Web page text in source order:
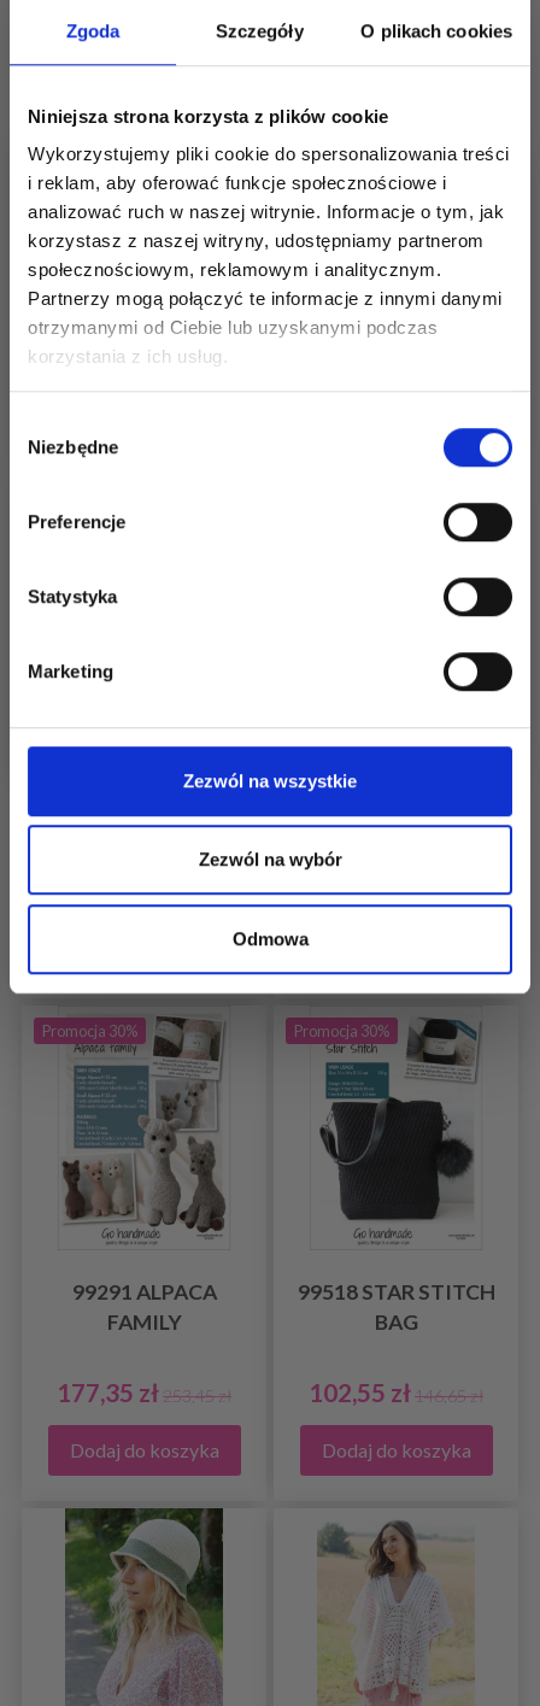
Zgoda Szczegóły O plikach cookies
Niniejsza strona korzysta z plików cookie
Wykorzystujemy pliki cookie do spersonalizowania treści
i reklam, aby oferować funkcje społecznościowe i
analizować ruch w naszej witrynie. Informacje o tym, jak
korzystasz z naszej witryny, udostępniamy partnerom
społecznościowym, reklamowym i analitycznym.
Partnerzy mogą połączyć te informacje z innymi danymi
otrzymanymi od Ciebie lub uzyskanymi podczas
korzystania z ich usług.
zgody
Niezbędne
Preferencje
Statystyka
Marketing
Zezwól na wszystkie
Zezwól na wybór
Odmowa
244-14 CHESTNUT
BAY BY DROPS
DESIGN
Cena od168,00 zł
Zobacz wszystkie
242-4 GARDEN
COBBLES SHAWL BY
DROPS DESIGN
15,30 zł
BEACH BY DROPS
DESIGN
SWEATER BY DROPS
DESIGN
Cena od
Promocja 30%
99291 ALPACA
FAMILY
177,35 zł253,45 zł
Dodaj do koszyka
Promocja 30%
99518 STAR STITCH
BAG
102,55 zł146,65 zł
Dodaj do koszyka
Oszczędź nawet do 50%
miłośników włóczek i uzyskaj wyłączny
dostęp do inspirujących wzorów na druty i